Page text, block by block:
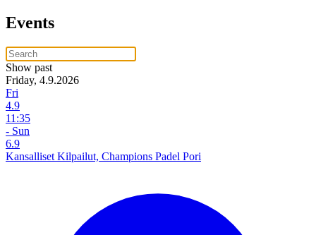
Events
Show past
Friday, 4.9.2026
Fri
4.9
11:35
- Sun
6.9
Kansalliset Kilpailut, Champions Padel Pori